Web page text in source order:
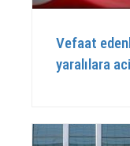
Vefaat
yaralılara